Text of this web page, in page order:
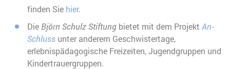
finden Sie hier.
Die Björn Schulz Stiftungbietet mit dem Projekt An-
Schlussunter anderem Geschwistertage,
erlebnispädagogische Freizeiten, Jugendgruppen und
Kindertrauergruppen.